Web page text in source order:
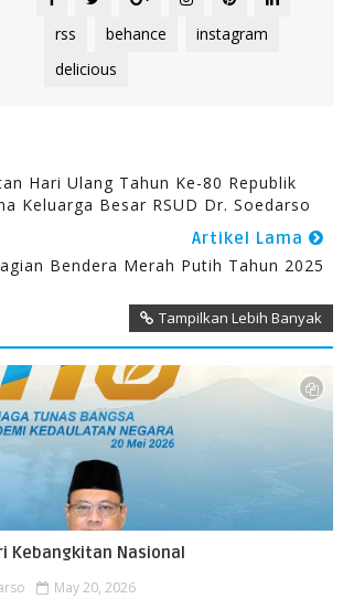
rss behance
instagram
delicious
Hari Ulang Tahun Ke-80 Republik
Keluarga Besar RSUD Dr. Soedarso
Artikel Lama
Bendera Merah Putih Tahun 2025
Tampilkan Lebih Banyak
Kebangkitan Nasional
May 20, 2026